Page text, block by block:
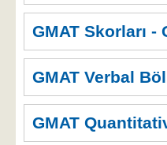
GMAT Skorları -
GMAT Verbal
GMAT